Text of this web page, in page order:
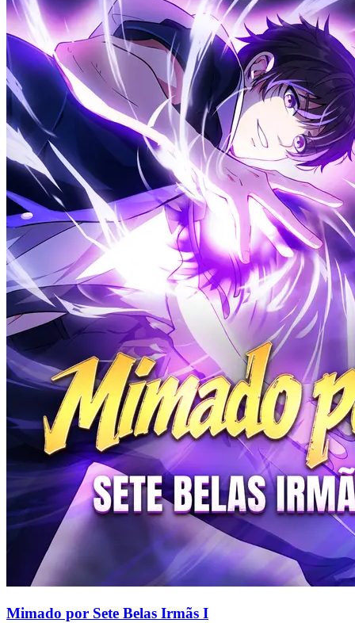
Mimado por Sete Belas Irmãs I